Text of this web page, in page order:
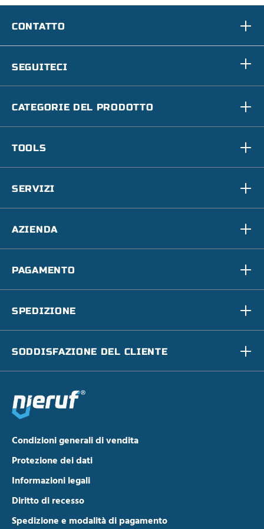
CONTATTO
SEGUITECI
CATEGORIE DEL PRODOTTO
TOOLS
SERVIZI
AZIENDA
PAGAMENTO
SPEDIZIONE
SODDISFAZIONE DEL CLIENTE
Condizioni generali di vendita
Protezione dei dati
Informazioni legali
Diritto di recesso
Spedizione e modalità di pagamento